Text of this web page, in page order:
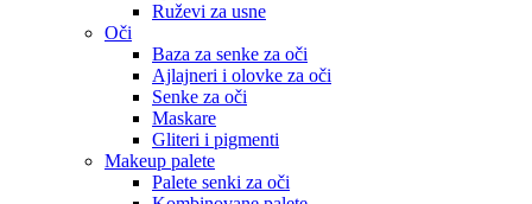
Ruževi za usne
Oči
Baza za senke za oči
Ajlajneri i olovke za oči
Senke za oči
Maskare
Gliteri i pigmenti
Makeup palete
Palete senki za oči